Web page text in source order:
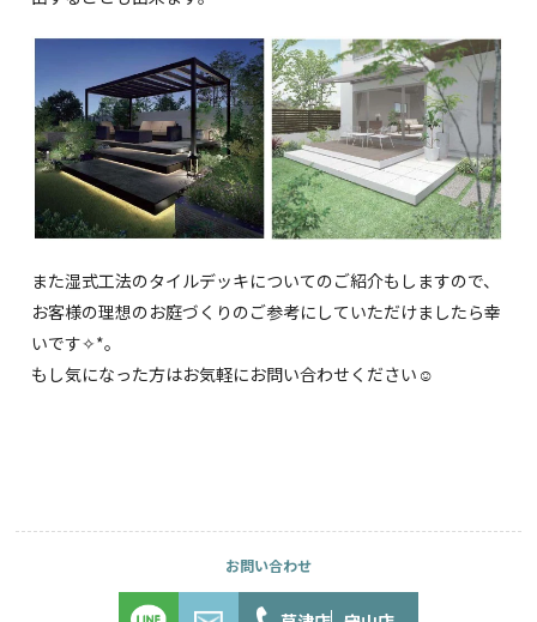
また湿式工法のタイルデッキについてのご紹介もしますので、
お客様の理想のお庭づくりのご参考にしていただけましたら幸
いです✧*｡
もし気になった方はお気軽にお問い合わせください☺︎